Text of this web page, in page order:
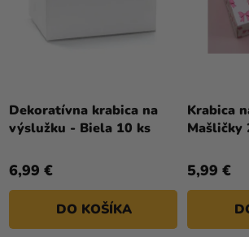
produkty
Výpredaj
O
Párty
Blog
T
O
Dekoratívna krabica na
výslužku - Biela 10 ks
6,99 €
DO KOŠÍKA
Krabica
Mašličky
5,99 €